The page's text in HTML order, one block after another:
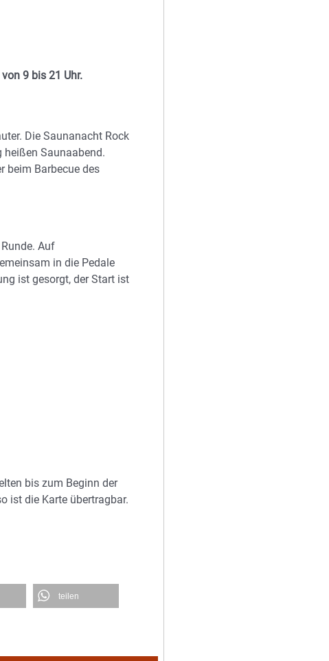
9 bis 21 Uhr.
Die Saunanacht Rock
heißen Saunaabend.
beim Barbecue des
Auf
in die Pedale
ist gesorgt, der Start ist
bis zum Beginn der
ist die Karte übertragbar.
teilen